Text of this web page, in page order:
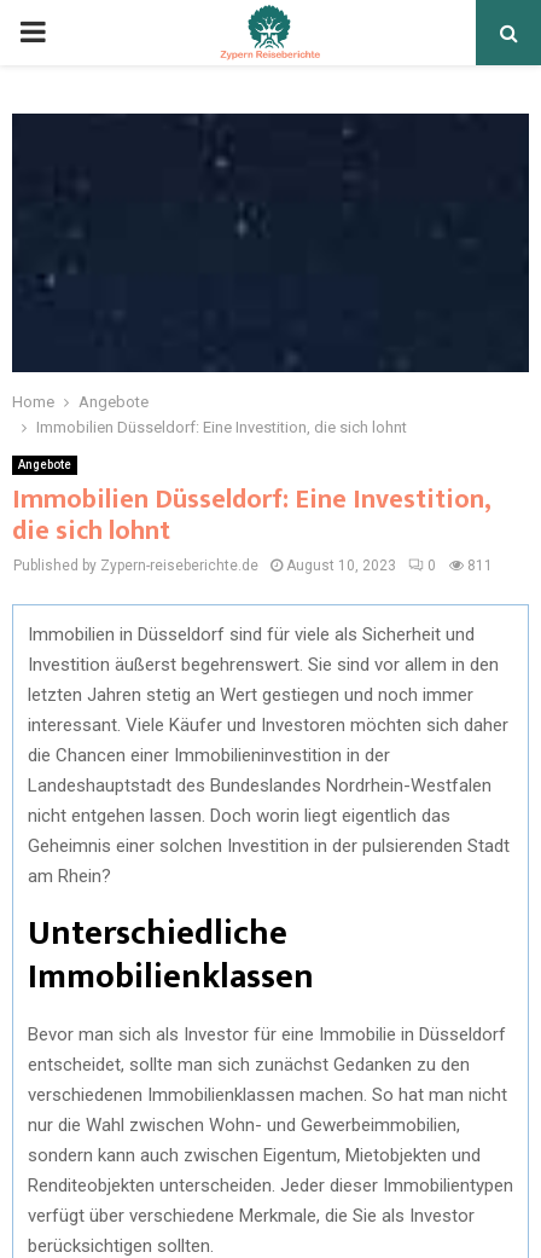
Home
Angebote
Immobilien Düsseldorf: Eine Investition, die sich lohnt
Angebote
Immobilien Düsseldorf: Eine Investition,
die sich lohnt
Published by Zypern-reiseberichte.de August 10, 2023 0 811
Immobilien in Düsseldorf sind für viele als Sicherheit und
Investition äußerst begehrenswert. Sie sind vor allem in den
letzten Jahren stetig an Wert gestiegen und noch immer
interessant. Viele Käufer und Investoren möchten sich daher
die Chancen einer Immobilieninvestition in der
Landeshauptstadt des Bundeslandes Nordrhein-Westfalen
nicht entgehen lassen. Doch worin liegt eigentlich das
Geheimnis einer solchen Investition in der pulsierenden Stadt
am Rhein?
Unterschiedliche
Immobilienklassen
Bevor man sich als Investor für eine Immobilie in Düsseldorf
entscheidet, sollte man sich zunächst Gedanken zu den
verschiedenen Immobilienklassen machen. So hat man nicht
nur die Wahl zwischen Wohn- und Gewerbeimmobilien,
sondern kann auch zwischen Eigentum, Mietobjekten und
Renditeobjekten unterscheiden. Jeder dieser Immobilientypen
verfügt über verschiedene Merkmale, die Sie als Investor
berücksichtigen sollten.